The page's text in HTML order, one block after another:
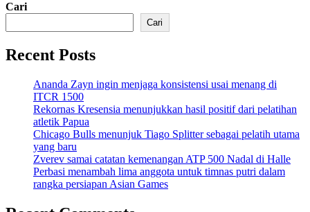
Cari
Cari
Recent Posts
Ananda Zayn ingin menjaga konsistensi usai menang di
ITCR 1500
Rekornas Kresensia menunjukkan hasil positif dari pelatihan
atletik Papua
Chicago Bulls menunjuk Tiago Splitter sebagai pelatih utama
yang baru
Zverev samai catatan kemenangan ATP 500 Nadal di Halle
Perbasi menambah lima anggota untuk timnas putri dalam
rangka persiapan Asian Games